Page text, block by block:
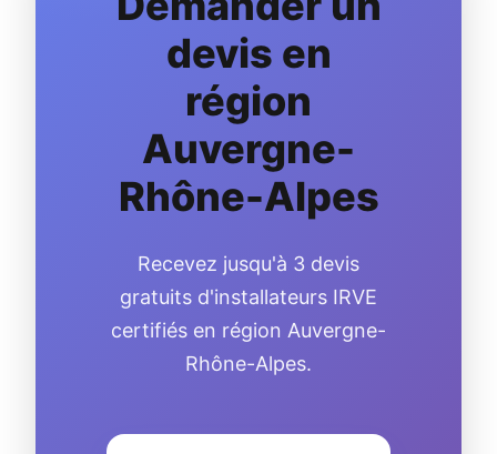
devis en
région
Auvergne-
Rhône-Alpes
Recevez jusqu'à 3 devis
gratuits d'installateurs IRVE
certifiés en région Auvergne-
Rhône-Alpes.